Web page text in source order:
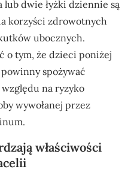
lub dwie łyżki dziennie są
korzyści zdrowotnych
ubocznych.
o tym, że dzieci poniżej
spożywać
na ryzyko
wywołanej przez
właściwości